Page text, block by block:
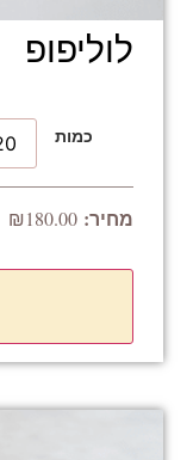
לוליפופ
כמות
₪180.00